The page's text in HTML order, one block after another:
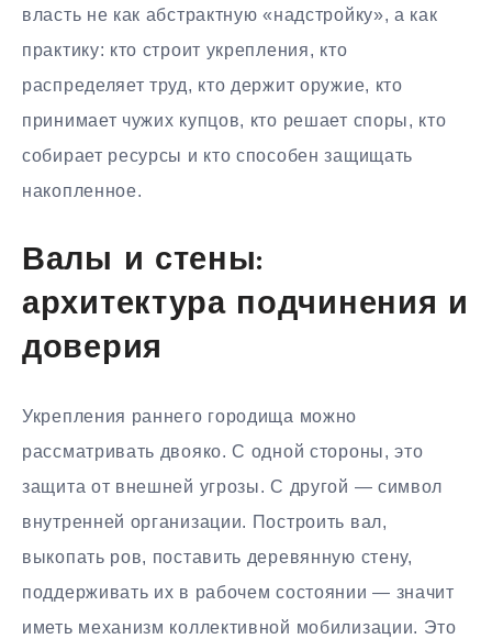
власть не как абстрактную «надстройку», а как
практику: кто строит укрепления, кто
распределяет труд, кто держит оружие, кто
принимает чужих купцов, кто решает споры, кто
собирает ресурсы и кто способен защищать
накопленное.
Валы и стены:
архитектура подчинения и
доверия
Укрепления раннего городища можно
рассматривать двояко. С одной стороны, это
защита от внешней угрозы. С другой — символ
внутренней организации. Построить вал,
выкопать ров, поставить деревянную стену,
поддерживать их в рабочем состоянии — значит
иметь механизм коллективной мобилизации. Это